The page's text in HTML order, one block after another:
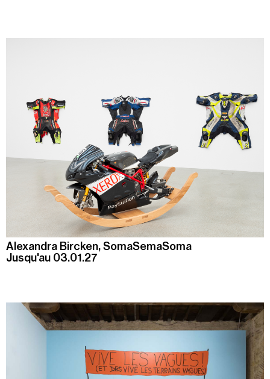
Alexandra Bircken, SomaSemaSoma
Jusqu'au 03.01.27